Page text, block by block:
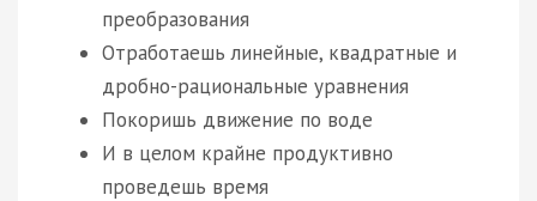
преобразования
Отработаешь линейные, квадратные и
дробно-рациональные уравнения
Покоришь движение по воде
И в целом крайне продуктивно
проведешь время